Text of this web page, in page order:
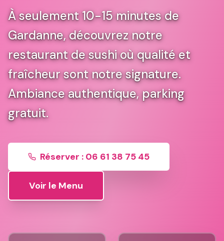
À seulement 10-15 minutes de
Gardanne, découvrez notre
restaurant de sushi où qualité et
fraîcheur sont notre signature.
Ambiance authentique, parking
gratuit.
Réserver : 06 61 38 75 45
Voir le Menu